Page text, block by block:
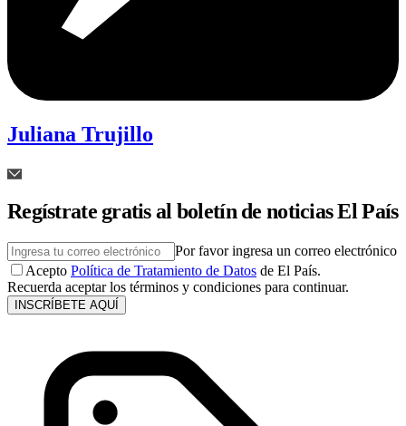
Juliana Trujillo
Regístrate gratis al boletín de noticias El País
Por favor ingresa un correo electrónico
Acepto Política de Tratamiento de Datos de El País.
Recuerda aceptar los términos y condiciones para continuar.
INSCRÍBETE AQUÍ